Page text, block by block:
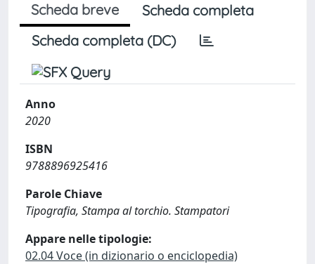
Scheda breve
Scheda completa
Scheda completa (DC)
Anno
2020
ISBN
9788896925416
Parole Chiave
Tipografia, Stampa al torchio. Stampatori
Appare nelle tipologie:
02.04 Voce (in dizionario o enciclopedia)